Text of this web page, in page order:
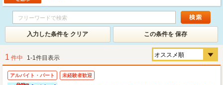
入力した条件を クリア この条件を 保存
1 件中 1-1件目表示
アルバイト・パート 未経験者歓迎